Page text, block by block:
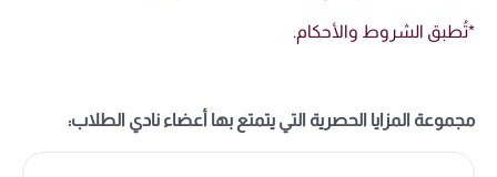
*تُطبق الشروط والأحكام.
مجموعة المزايا الحصرية التي يتمتع بها أعضاء نادي الطلاب: